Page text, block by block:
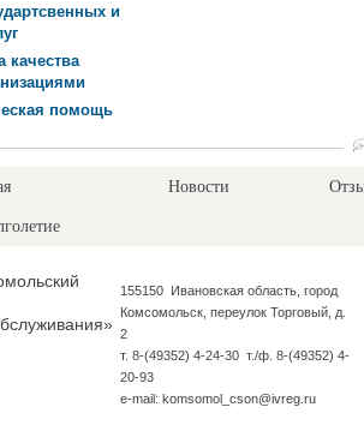
и
качества
помощь
Новости
155150 Ивановская область, город
Комсомольск, переулок Торговый, д.
2
т. 8-(49352) 4-24-30 т./ф. 8-(49352) 4-
20-93
e-mail: komsomol_cson@ivreg.ru